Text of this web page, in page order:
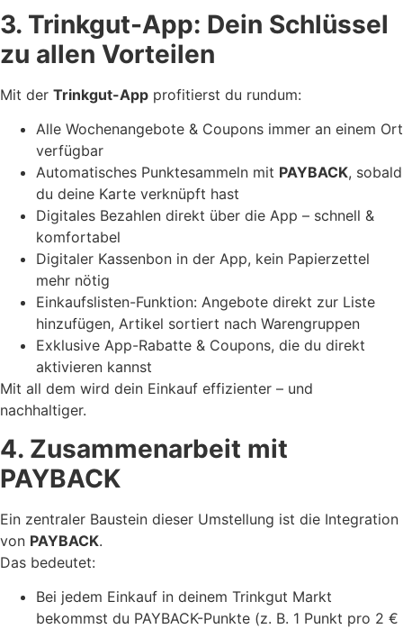
3. Trinkgut-App: Dein Schlüssel
zu allen Vorteilen
Mit der Trinkgut-App profitierst du rundum:
Alle Wochenangebote & Coupons immer an einem Ort
verfügbar
Automatisches Punktesammeln mit PAYBACK, sobald
du deine Karte verknüpft hast
Digitales Bezahlen direkt über die App – schnell &
komfortabel
Digitaler Kassenbon in der App, kein Papierzettel
mehr nötig
Einkaufslisten-Funktion: Angebote direkt zur Liste
hinzufügen, Artikel sortiert nach Warengruppen
Exklusive App-Rabatte & Coupons, die du direkt
aktivieren kannst
Mit all dem wird dein Einkauf effizienter – und
nachhaltiger.
4. Zusammenarbeit mit
PAYBACK
Ein zentraler Baustein dieser Umstellung ist die Integration
von PAYBACK.
Das bedeutet:
Bei jedem Einkauf in deinem Trinkgut Markt
bekommst du PAYBACK-Punkte (z. B. 1 Punkt pro 2 €